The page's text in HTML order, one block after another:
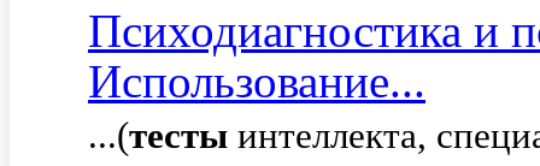
Психодиагностика и
Использование...
...(тесты интеллекта,